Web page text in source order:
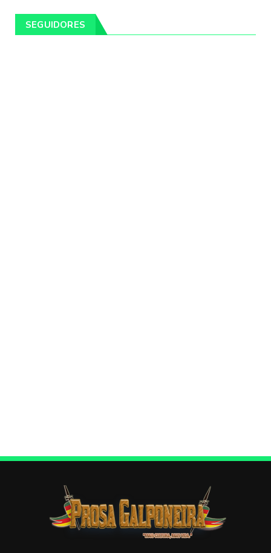
Pintores da Temática Gauchesca - parte
SEGUIDORES